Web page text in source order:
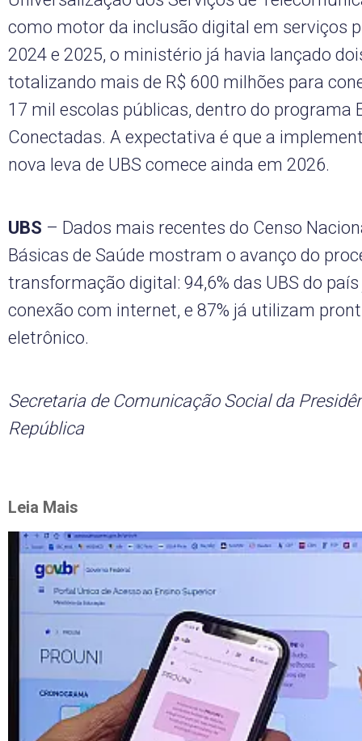
como motor da inclusão digital em serviços
2024 e 2025, o ministério já havia lançado
totalizando mais de R$ 600 milhões para
17 mil escolas públicas, dentro do programa
Conectadas. A expectativa é que a
nova leva de UBS comece ainda em 2026.
UBS – Dados mais recentes do Censo
Básicas de Saúde mostram o avanço do
transformação digital: 94,6% das UBS do
conexão com internet, e 87% já utilizam
eletrônico.
Secretaria de Comunicação Social da
República
Leia Mais